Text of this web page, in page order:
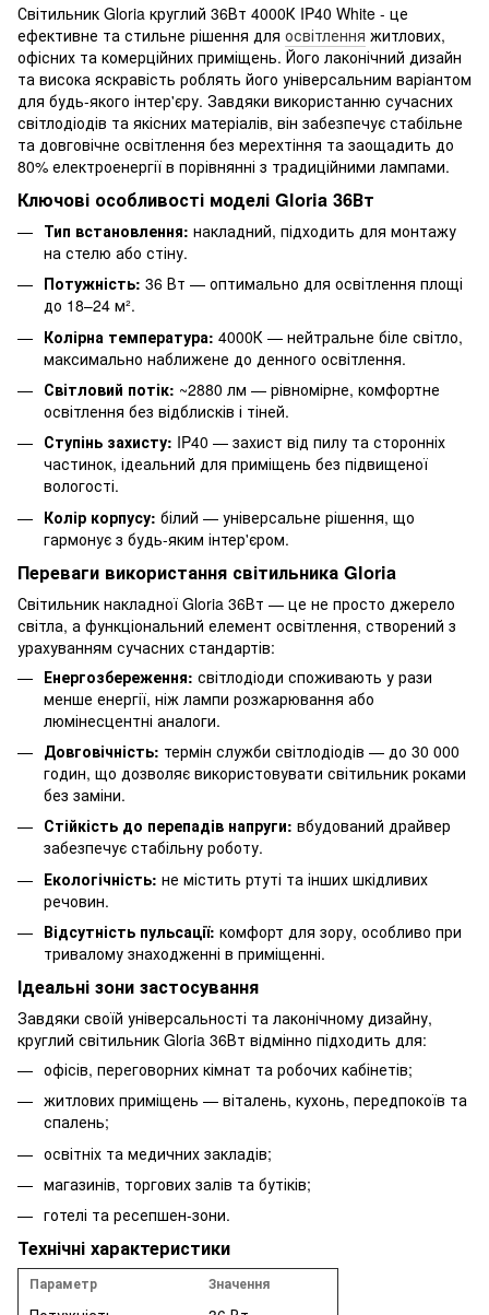
Світильник Gloria круглий 36Вт 4000К IP40 White - це
ефективне та стильне рішення для освітлення житлових,
офісних та комерційних приміщень. Його лаконічний дизайн
та висока яскравість роблять його універсальним варіантом
для будь-якого інтер'єру. Завдяки використанню сучасних
світлодіодів та якісних матеріалів, він забезпечує стабільне
та довговічне освітлення без мерехтіння та заощадить до
80% електроенергії в порівнянні з традиційними лампами.
Ключові особливості моделі Gloria 36Вт
Тип встановлення: накладний, підходить для монтажу
на стелю або стіну.
Потужність: 36 Вт — оптимально для освітлення площі
до 18–24 м².
Колірна температура: 4000К — нейтральне біле світло,
максимально наближене до денного освітлення.
Світловий потік: ~2880 лм — рівномірне, комфортне
освітлення без відблисків і тіней.
Ступінь захисту: IP40 — захист від пилу та сторонніх
частинок, ідеальний для приміщень без підвищеної
вологості.
Колір корпусу: білий — універсальне рішення, що
гармонує з будь-яким інтер'єром.
Переваги використання світильника Gloria
Світильник накладної Gloria 36Вт — це не просто джерело
світла, а функціональний елемент освітлення, створений з
урахуванням сучасних стандартів:
Енергозбереження: світлодіоди споживають у рази
менше енергії, ніж лампи розжарювання або
люмінесцентні аналоги.
Довговічність: термін служби світлодіодів — до 30 000
годин, що дозволяє використовувати світильник роками
без заміни.
Стійкість до перепадів напруги: вбудований драйвер
забезпечує стабільну роботу.
Екологічність: не містить ртуті та інших шкідливих
речовин.
Відсутність пульсації: комфорт для зору, особливо при
тривалому знаходженні в приміщенні.
Ідеальні зони застосування
Завдяки своїй універсальності та лаконічному дизайну,
круглий світильник Gloria 36Вт відмінно підходить для:
офісів, переговорних кімнат та робочих кабінетів;
житлових приміщень — віталень, кухонь, передпокоїв та
спалень;
освітніх та медичних закладів;
магазинів, торгових залів та бутіків;
готелі та ресепшен-зони.
Технічні характеристики
Параметр Значення